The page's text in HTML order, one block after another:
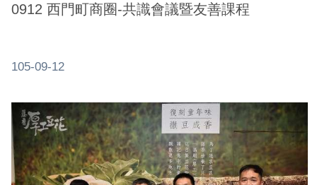
0912 西門町商圈-共識會議暨友善課程
105-09-12